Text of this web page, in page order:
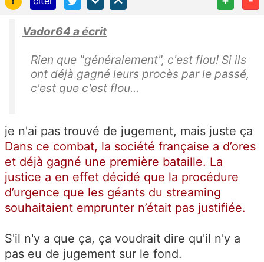
Vador64 a écrit
Rien que "généralement", c'est flou! Si ils
ont déjà gagné leurs procès par le passé,
c'est que c'est flou...
je n'ai pas trouvé de jugement, mais juste ça
Dans ce combat, la société française a d’ores
et déjà gagné une première bataille. La
justice a en effet décidé que la procédure
d’urgence que les géants du streaming
souhaitaient emprunter n’était pas justifiée.
S'il n'y a que ça, ça voudrait dire qu'il n'y a
pas eu de jugement sur le fond.